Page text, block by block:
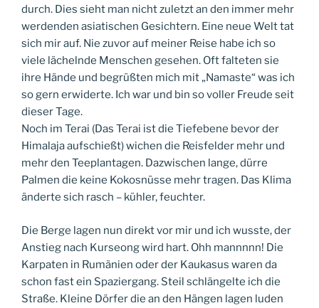
durch. Dies sieht man nicht zuletzt an den immer mehr
werdenden asiatischen Gesichtern. Eine neue Welt tat
sich mir auf. Nie zuvor auf meiner Reise habe ich so
viele lächelnde Menschen gesehen. Oft falteten sie
ihre Hände und begrüßten mich mit „Namaste“ was ich
so gern erwiderte. Ich war und bin so voller Freude seit
dieser Tage.
Noch im Terai (Das Terai ist die Tiefebene bevor der
Himalaja aufschießt) wichen die Reisfelder mehr und
mehr den Teeplantagen. Dazwischen lange, dürre
Palmen die keine Kokosnüsse mehr tragen. Das Klima
änderte sich rasch – kühler, feuchter.
Die Berge lagen nun direkt vor mir und ich wusste, der
Anstieg nach Kurseong wird hart. Ohh mannnnn! Die
Karpaten in Rumänien oder der Kaukasus waren da
schon fast ein Spaziergang. Steil schlängelte ich die
Straße. Kleine Dörfer die an den Hängen lagen luden